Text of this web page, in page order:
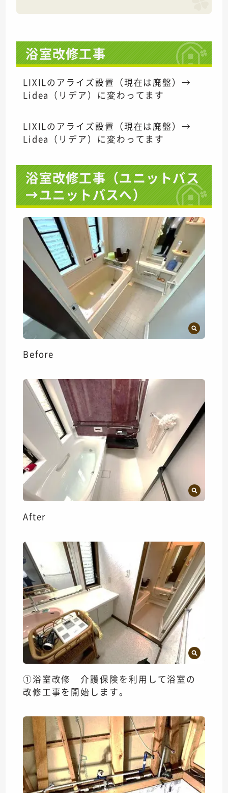
浴室改修工事
LIXILのアライズ設置（現在は廃盤）→
Lidea（リデア）に変わってます
LIXILのアライズ設置（現在は廃盤）→
Lidea（リデア）に変わってます
浴室改修工事（ユニットバス
→ユニットバスへ）
Before
After
①浴室改修 介護保険を利用して浴室の
改修工事を開始します。